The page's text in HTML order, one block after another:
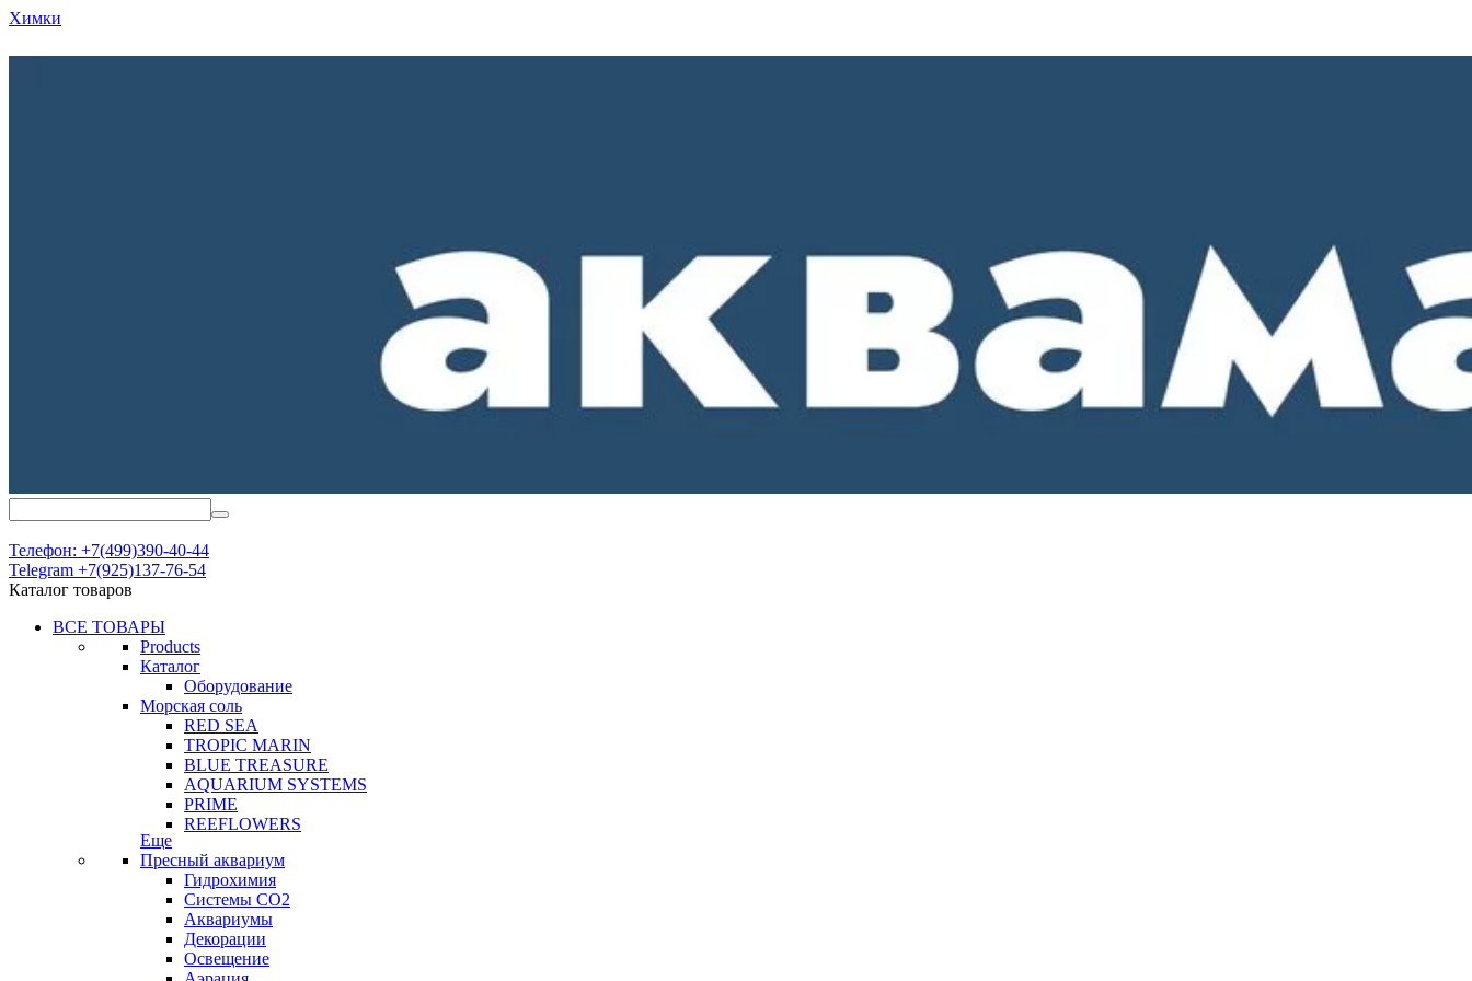
Химки
Телефон: +7(499)390-40-44
Telegram +7(925)137-76-54
Каталог товаров
ВСЕ ТОВАРЫ
Products
Каталог
Оборудование
Морская соль
RED SEA
TROPIC MARIN
BLUE TREASURE
AQUARIUM SYSTEMS
PRIME
REEFLOWERS
Еще
Пресный аквариум
Гидрохимия
Системы СО2
Аквариумы
Декорации
Освещение